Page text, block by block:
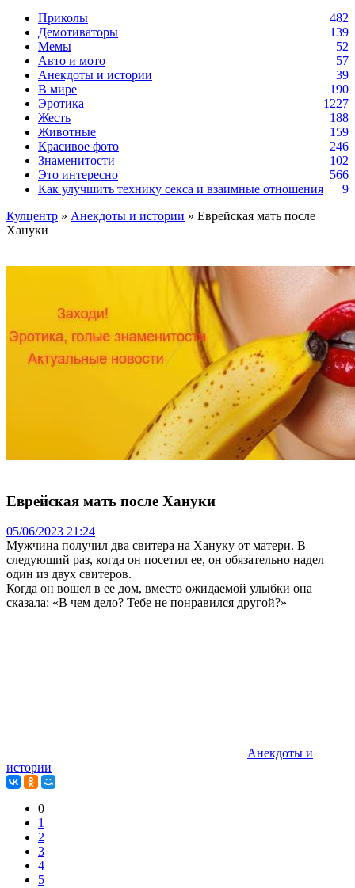
Приколы
482
Демотиваторы
139
Мемы
52
Авто и мото
57
Анекдоты и истории
39
В мире
190
Эротика
1227
Жесть
188
Животные
159
Красивое фото
246
Знаменитости
102
Это интересно
566
Как улучшить технику секса и взаимные отношения
9
Кулцентр » Анекдоты и истории » Еврейская мать после
Хануки
Еврейская мать после Хануки
05/06/2023 21:24
Мужчина получил два свитера на Хануку от матери. В
следующий раз, когда он посетил ее, он обязательно надел
один из двух свитеров.
Когда он вошел в ее дом, вместо ожидаемой улыбки она
сказала: «В чем дело? Тебе не понравился другой?»
Анекдоты и
истории
0
1
2
3
4
5